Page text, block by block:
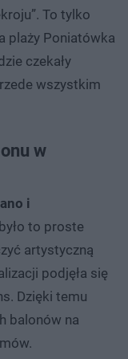
To tylko
plaży Poniatówka
czekały
wszystkim
w
i
to proste
artystyczną
podjęła się
Dzięki temu
balonów na